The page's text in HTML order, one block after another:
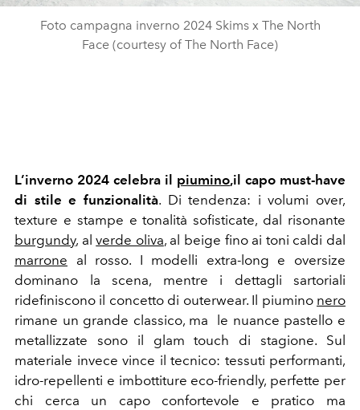
Foto campagna inverno 2024 Skims x The North
Face (courtesy of The North Face)
L’inverno 2024 celebra il piumino,il capo must-have
di stile e funzionalità. Di tendenza: i volumi over,
texture e stampe e tonalità sofisticate, dal risonante
burgundy, alverde oliva, al beige fino ai toni caldi dal
marrone al rosso. I modelli extra-long e oversize
dominano la scena, mentre i dettagli sartoriali
ridefiniscono il concetto di outerwear. Il piumino nero
rimane un grande classico, ma le nuance pastello e
metallizzate sono il glam touch di stagione. Sul
materiale invece vince il tecnico: tessuti performanti,
idro-repellenti e imbottiture eco-friendly, perfette per
chi cerca un capo confortevole e pratico ma